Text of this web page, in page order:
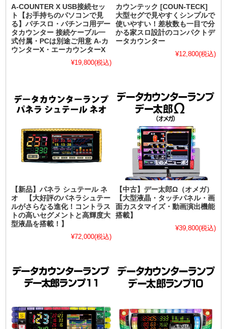
A-COUNTER X USB接続セッ
ト【お手持ちのパソコンで見
る】パチスロ・パチンコ用デー
タカウンター 接続ケーブル一
式付属・PCは別途ご用意 A-カ
ウンターX・エーカウンターX
¥19,800(税込)
カウンテック [COUN-TECK]
大型セグで見やすくシンプルで
使いやすい！差枚数も一目で分
かる家スロ設計のコンパクトデ
ータカウンター
¥12,800(税込)
【新品】パネラ シュテール ネ
オ 【大好評のパネラシュテー
ルがさらなる進化！コントラス
トの高いセグメントと高輝度大
型液晶を搭載！】
¥72,000(税込)
【中古】デー太郎Ω（オメガ）
【大型液晶・タッチパネル・画
面カスタマイズ・動画演出機能
搭載】
¥39,800(税込)